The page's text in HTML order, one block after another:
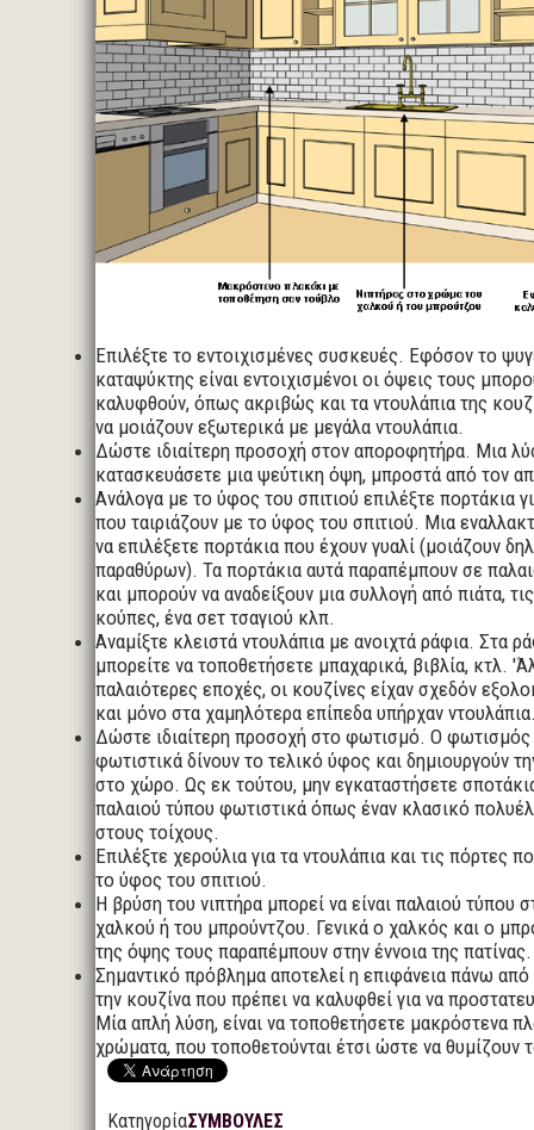
Επιλέξτε το εντοιχισμένες συσκευές. Εφόσον το
καταψύκτης είναι εντοιχισμένοι οι όψεις τους
καλυφθούν, όπως ακριβώς και τα ντουλάπια της
να μοιάζουν εξωτερικά με μεγάλα ντουλάπια.
Δώστε ιδιαίτερη προσοχή στον αποροφητήρα. Μια
κατασκευάσετε μια ψεύτικη όψη, μπροστά από τον
Ανάλογα με το ύφος του σπιτιού επιλέξτε πορτάκια
που ταιριάζουν με το ύφος του σπιτιού. Μια
να επιλέξετε πορτάκια που έχουν γυαλί (μοιάζουν
παραθύρων). Τα πορτάκια αυτά παραπέμπουν σε
και μπορούν να αναδείξουν μια συλλογή από πιάτα,
κούπες, ένα σετ τσαγιού κλπ.
Αναμίξτε κλειστά ντουλάπια με ανοιχτά ράφια. Στα
μπορείτε να τοποθετήσετε μπαχαρικά, βιβλία, κτλ.
παλαιότερες εποχές, οι κουζίνες είχαν σχεδόν
και μόνο στα χαμηλότερα επίπεδα υπήρχαν
Δώστε ιδιαίτερη προσοχή στο φωτισμό. Ο φωτισμός
φωτιστικά δίνουν το τελικό ύφος και δημιουργούν
στο χώρο. Ως εκ τούτου, μην εγκαταστήσετε
παλαιού τύπου φωτιστικά όπως έναν κλασικό
στους τοίχους.
Επιλέξτε χερούλια για τα ντουλάπια και τις πόρτες
το ύφος του σπιτιού.
Η βρύση του νιπτήρα μπορεί να είναι παλαιού τύπου
χαλκού ή του μπρούντζου. Γενικά ο χαλκός και ο
της όψης τους παραπέμπουν στην έννοια της πατίνας.
Σημαντικό πρόβλημα αποτελεί η επιφάνεια πάνω από
την κουζίνα που πρέπει να καλυφθεί για να
Μία απλή λύση, είναι να τοποθετήσετε μακρόστενα
χρώματα, που τοποθετούνται έτσι ώστε να θυμίζουν
ΚατηγορίαΣΥΜΒΟΥΛΕΣ